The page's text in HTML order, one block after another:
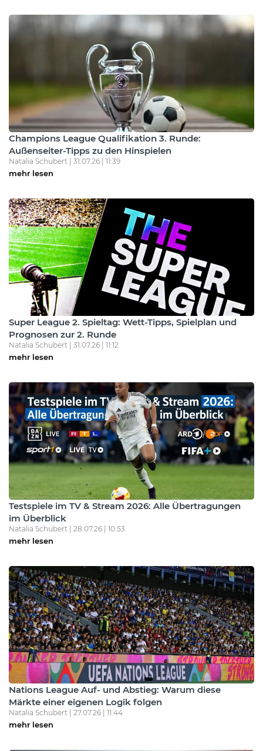
Champions League Qualifikation 3. Runde:
Außenseiter-Tipps zu den Hinspielen
Natalia Schubert | 31.07.26 | 11:39
mehr lesen
Super League 2. Spieltag: Wett-Tipps, Spielplan und
Prognosen zur 2. Runde
Natalia Schubert | 31.07.26 | 11:12
mehr lesen
Testspiele im TV & Stream 2026: Alle Übertragungen
im Überblick
Natalia Schubert | 28.07.26 | 10:53
mehr lesen
Nations League Auf- und Abstieg: Warum diese
Märkte einer eigenen Logik folgen
Natalia Schubert | 27.07.26 | 11:44
mehr lesen